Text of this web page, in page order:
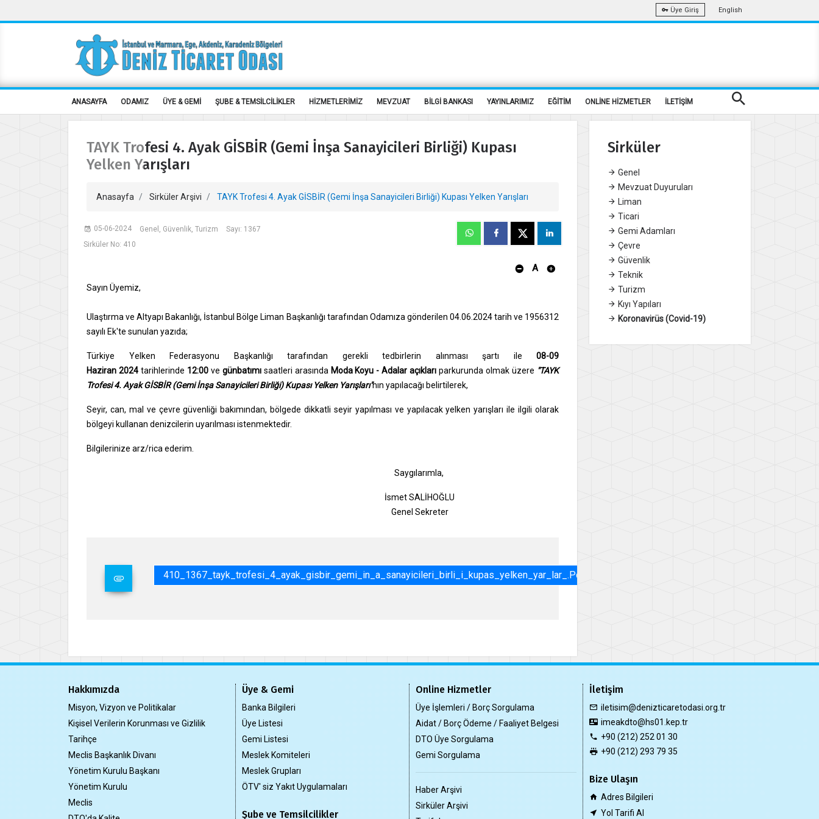
Üye Giriş English
ANASAYFA ODAMIZ ÜYE & GEMİ ŞUBE & TEMSİLCİLİKLER HİZMETLERİMİZ MEVZUAT BİLGİ BANKASI YAYINLARIMIZ EĞİTİM ONLİNE HİZMETLER İLETİŞİM
TAYK Trofesi 4. Ayak GİSBİR (Gemi İnşa Sanayicileri Birliği) Kupası
Yelken Yarışları
Anasayfa Sirküler Arşivi TAYK Trofesi 4. Ayak GİSBİR (Gemi İnşa Sanayicileri Birliği) Kupası Yelken Yarışları
05-06-2024 Genel, Güvenlik, Turizm
Sayı: 1367
Sirküler No: 410
A
Sayın Üyemiz,
Ulaştırma ve Altyapı Bakanlığı, İstanbul Bölge Liman Başkanlığı tarafından Odamıza gönderilen 04.06.2024 tarih ve 1956312
sayılı Ek'te sunulan yazıda;
Türkiye Yelken Federasyonu Başkanlığı tarafından gerekli tedbirlerin alınması şartı ile 08-09
Haziran 2024tarihlerinde 12:00ve günbatımısaatleri arasında Moda Koyu - Adalar açıkları parkurunda olmak üzere "TAYK
Trofesi 4. Ayak GİSBİR (Gemi İnşa Sanayicileri Birliği) Kupası Yelken Yarışları"nın yapılacağı belirtilerek,
Seyir, can, mal ve çevre güvenliği bakımından, bölgede dikkatli seyir yapılması ve yapılacak yelken yarışları ile ilgili olarak
bölgeyi kullanan denizcilerin uyarılması istenmektedir.
Bilgilerinize arz/rica ederim.
Saygılarımla,
İsmet SALİHOĞLU
Genel Sekreter
410_1367_tayk_trofesi_4_ayak_gisbir_gemi_in_a_sanayicileri_birli_i_kupas_yelken_yar_lar_.pdf
Sirküler
Genel
Mevzuat Duyuruları
Liman
Ticari
Gemi Adamları
Çevre
Güvenlik
Teknik
Turizm
Kıyı Yapıları
Koronavirüs (Covid-19)
Hakkımızda
Misyon, Vizyon ve Politikalar
Kişisel Verilerin Korunması ve Gizlilik
Tarihçe
Meclis Başkanlık Divanı
Yönetim Kurulu Başkanı
Yönetim Kurulu
Meclis
Üye & Gemi
Banka Bilgileri
Üye Listesi
Gemi Listesi
Meslek Komiteleri
Meslek Grupları
ÖTV' siz Yakıt Uygulamaları
Şube ve Temsilcilikler
Online Hizmetler
Üye İşlemleri / Borç Sorgulama
Aidat / Borç Ödeme / Faaliyet Belgesi
DTO Üye Sorgulama
Gemi Sorgulama
Haber Arşivi
Sirküler Arşivi
İletişim
iletisim@denizticaretodasi.org.tr
imeakdto@hs01.kep.tr
+90 (212) 252 01 30
+90 (212) 293 79 35
Bize Ulaşın
Adres Bilgileri
Yol Tarifi Al